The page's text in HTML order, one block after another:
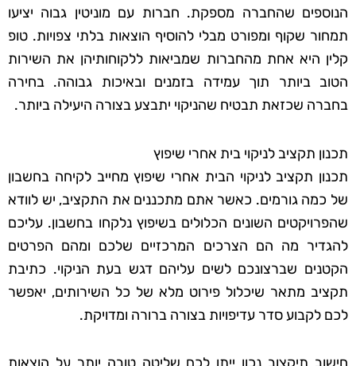
הנוספים שהחברה מספקת. חברות עם מוניטין גבוה יציעו
תמחור שקוף ומפורט מבלי להוסיף הוצאות בלתי צפויות. טופ
קלין היא אחת מהחברות שמביאות ללקוחותיהן את השירות
הטוב ביותר תוך עמידה בזמנים ובאיכות גבוהה. בחירה
בחברה שכזאת תבטיח שהניקוי יתבצע בצורה היעילה ביותר.
תכנון תקציב לניקוי בית אחרי שיפוץ
תכנון תקציב לניקוי הבית אחרי שיפוץ מחייב לקיחה בחשבון
של כמה גורמים. כאשר אתם מתכננים את התקציב, יש לוודא
שהפרויקטים השונים הכלולים בשיפוץ נלקחו בחשבון. עליכם
להגדיר מה הם הצרכים המרכזיים שלכם ומהם הפרטים
הקטנים שברצונכם לשים עליהם דגש בעת הניקוי. כתיבת
תקציב מתאר שיכלול פירוט מלא של כל השירותים, יאפשר
לכם לקבוע סדר עדיפויות בצורה ברורה ומדויקת.